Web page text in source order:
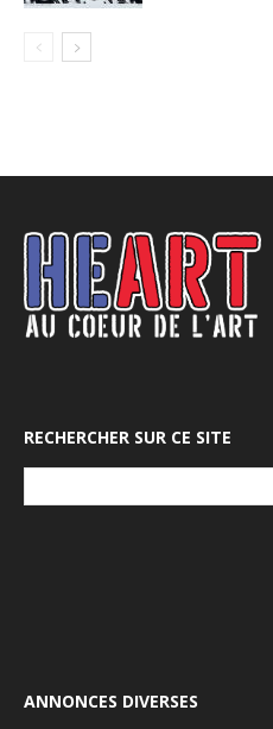
RECHERCHER SUR CE SITE
ANNONCES DIVERSES